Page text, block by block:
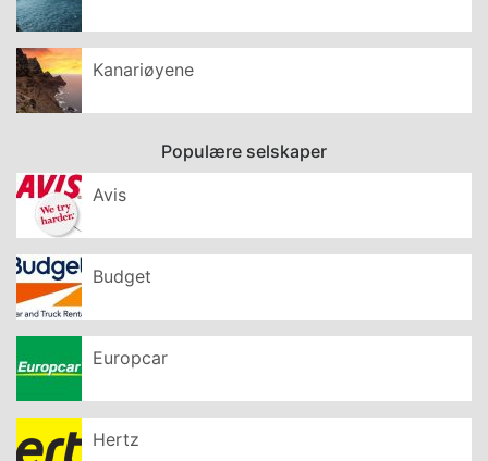
Kanariøyene
Populære selskaper
Avis
Budget
Europcar
Hertz